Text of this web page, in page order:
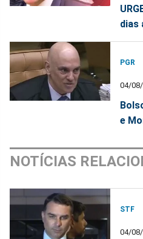
dias
PGR
04/
e
NOTÍCIAS
STF
04/